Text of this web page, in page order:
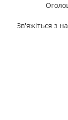
Зв'яжіться з